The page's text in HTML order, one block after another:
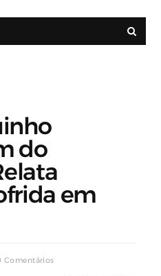
do
em
Comentários